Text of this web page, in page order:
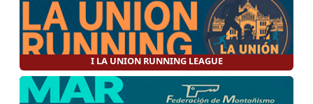
I LA UNION RUNNING LEAGUE